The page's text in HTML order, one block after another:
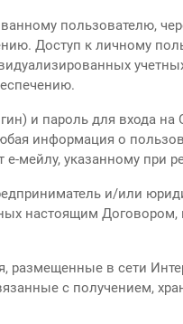
пользователю,
Доступ к личному
и пароль для входа на
информация о
мейлу, указанному при
и/или
настоящим Договором,
размещенные в сети
с получением,